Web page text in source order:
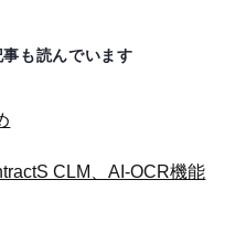
も読んでいます
CLM、AI-OCR機能